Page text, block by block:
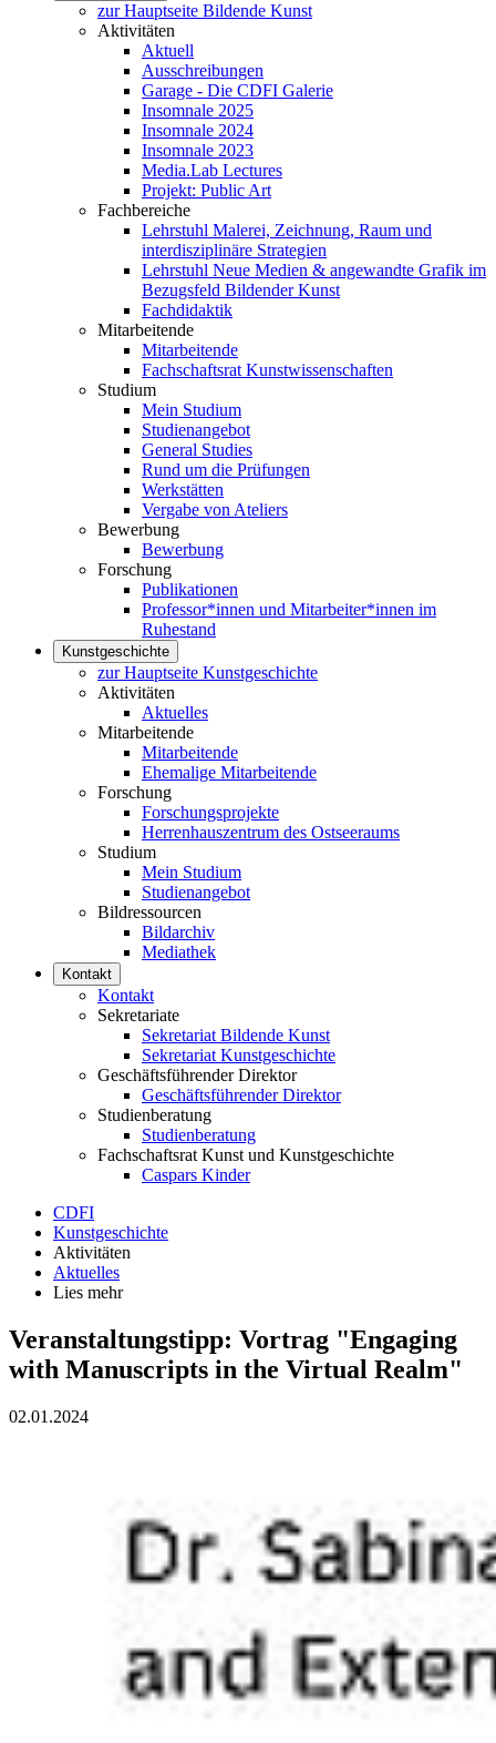
zur Hauptseite Bildende Kunst
Aktivitäten
Aktuell
Ausschreibungen
Garage - Die CDFI Galerie
Insomnale 2025
Insomnale 2024
Insomnale 2023
Media.Lab Lectures
Projekt: Public Art
Fachbereiche
Lehrstuhl Malerei, Zeichnung, Raum und
interdisziplinäre Strategien
Lehrstuhl Neue Medien & angewandte Grafik im
Bezugsfeld Bildender Kunst
Fachdidaktik
Mitarbeitende
Mitarbeitende
Fachschaftsrat Kunstwissenschaften
Studium
Mein Studium
Studienangebot
General Studies
Rund um die Prüfungen
Werkstätten
Vergabe von Ateliers
Bewerbung
Bewerbung
Forschung
Publikationen
Professor*innen und Mitarbeiter*innen im
Ruhestand
Kunstgeschichte
zur Hauptseite Kunstgeschichte
Aktivitäten
Aktuelles
Mitarbeitende
Mitarbeitende
Ehemalige Mitarbeitende
Forschung
Forschungsprojekte
Herrenhauszentrum des Ostseeraums
Studium
Mein Studium
Studienangebot
Bildressourcen
Bildarchiv
Mediathek
Kontakt
Kontakt
Sekretariate
Sekretariat Bildende Kunst
Sekretariat Kunstgeschichte
Geschäftsführender Direktor
Geschäftsführender Direktor
Studienberatung
Studienberatung
Fachschaftsrat Kunst und Kunstgeschichte
Caspars Kinder
CDFI
Kunstgeschichte
Aktivitäten
Aktuelles
Lies mehr
Veranstaltungstipp: Vortrag "Engaging
with Manuscripts in the Virtual Realm"
02.01.2024